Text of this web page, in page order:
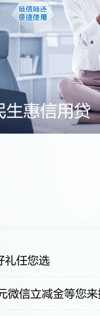
生惠信用贷
礼任您选
微信立减金等您来